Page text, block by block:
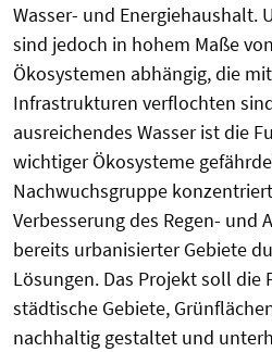
Wasser- und Energiehaushalt.
sind jedoch in hohem Maße
Ökosystemen abhängig, die
Infrastrukturen verflochten
ausreichendes Wasser ist die
wichtiger Ökosysteme
Nachwuchsgruppe
Verbesserung des Regen- und
bereits urbanisierter Gebiete
Lösungen. Das Projekt soll die
städtische Gebiete,
nachhaltig gestaltet und